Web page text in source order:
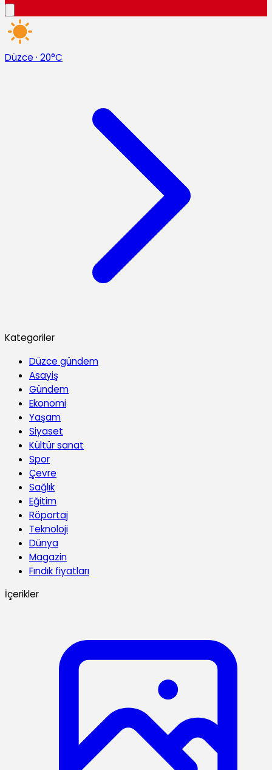
Düzce · 20°C
Kategoriler
Düzce gündem
Asayiş
Gündem
Ekonomi
Yaşam
Siyaset
Kültür sanat
Spor
Çevre
Sağlık
Eğitim
Röportaj
Teknoloji
Dünya
Magazin
Fındık fiyatları
İçerikler